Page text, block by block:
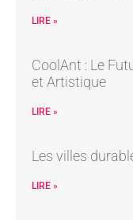
LIRE »
CoolAnt : Le
et Artistique
LIRE »
Les villes
LIRE »